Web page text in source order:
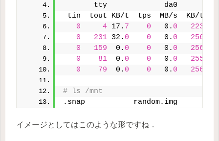
tty             da0
tin  tout KB/t  tps  MB/s  KB/t
0
4 17. 7 0
   0.
0
223
0
231 32. 0 0
   0.
0 256
0
159
  0.
0 0
   0.
0 256
0
81
  0.
0 0
   0.
0 255
0
79
  0.
0 0
   0.
0 256
# ls /mnt
.snap           random.img
イメージとしてはこのような形ですね．